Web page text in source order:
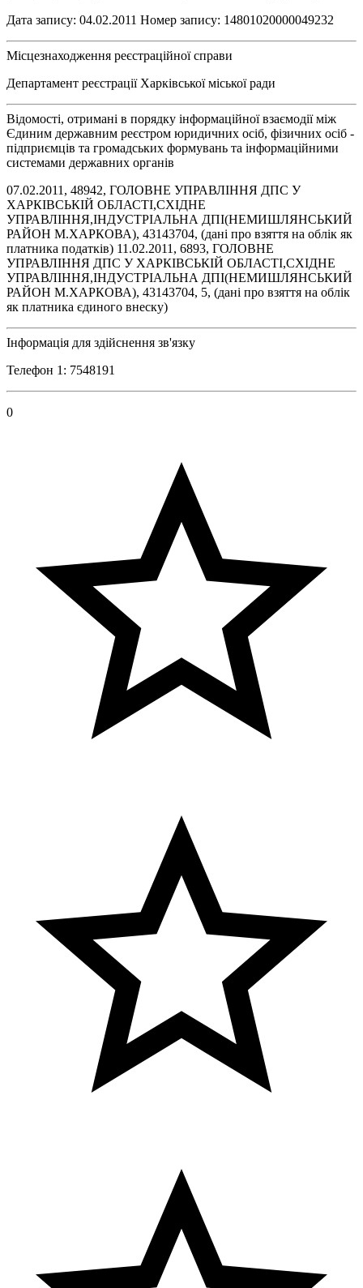
Дата запису: 04.02.2011 Номер запису: 14801020000049232
Місцезнаходження реєстраційної справи
Департамент реєстрації Харківської міської ради
Відомості, отримані в порядку інформаційної взаємодії між
Єдиним державним реєстром юридичних осіб, фізичних осіб -
підприємців та громадських формувань та інформаційними
системами державних органів
07.02.2011, 48942, ГОЛОВНЕ УПРАВЛІННЯ ДПС У
ХАРКІВСЬКІЙ ОБЛАСТІ,СХІДНЕ
УПРАВЛІННЯ,ІНДУСТРІАЛЬНА ДПІ(НЕМИШЛЯНСЬКИЙ
РАЙОН М.ХАРКОВА), 43143704, (дані про взяття на облік як
платника податків) 11.02.2011, 6893, ГОЛОВНЕ
УПРАВЛІННЯ ДПС У ХАРКІВСЬКІЙ ОБЛАСТІ,СХІДНЕ
УПРАВЛІННЯ,ІНДУСТРІАЛЬНА ДПІ(НЕМИШЛЯНСЬКИЙ
РАЙОН М.ХАРКОВА), 43143704, 5, (дані про взяття на облік
як платника єдиного внеску)
Інформація для здійснення зв'язку
Телефон 1: 7548191
0